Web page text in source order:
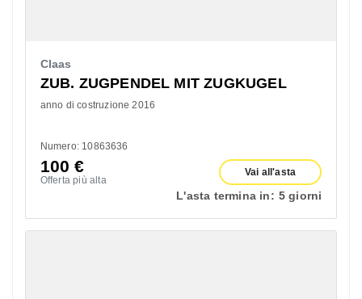
Claas
ZUB. ZUGPENDEL MIT ZUGKUGEL
anno di costruzione 2016
Numero: 10863636
100€
Offerta più alta
Vai all'asta
L'asta termina in: 5 giorni